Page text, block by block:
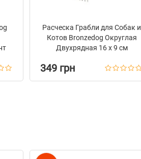
Расческа Грабли для Собак и
Котов Bronzedog Округлая
Двухрядная 16 х 9 см
349 грн